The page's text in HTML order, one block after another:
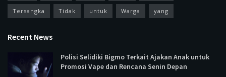
Tersangka Tidak untuk Warga yang
Recent News
Polisi Selidiki Bigmo Terkait Ajakan Anak untuk
Promosi Vape dan Rencana Senin Depan